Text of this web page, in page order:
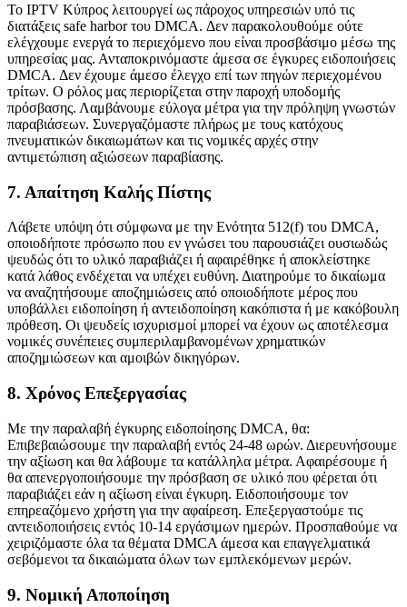
Το IPTV Κύπρος λειτουργεί ως πάροχος υπηρεσιών υπό τις
διατάξεις safe harbor του DMCA. Δεν παρακολουθούμε ούτε
ελέγχουμε ενεργά το περιεχόμενο που είναι προσβάσιμο μέσω της
υπηρεσίας μας. Ανταποκρινόμαστε άμεσα σε έγκυρες ειδοποιήσεις
DMCA. Δεν έχουμε άμεσο έλεγχο επί των πηγών περιεχομένου
τρίτων. Ο ρόλος μας περιορίζεται στην παροχή υποδομής
πρόσβασης. Λαμβάνουμε εύλογα μέτρα για την πρόληψη γνωστών
παραβιάσεων. Συνεργαζόμαστε πλήρως με τους κατόχους
πνευματικών δικαιωμάτων και τις νομικές αρχές στην
αντιμετώπιση αξιώσεων παραβίασης.
7. Απαίτηση Καλής Πίστης
Λάβετε υπόψη ότι σύμφωνα με την Ενότητα 512(f) του DMCA,
οποιοδήποτε πρόσωπο που εν γνώσει του παρουσιάζει ουσιωδώς
ψευδώς ότι το υλικό παραβιάζει ή αφαιρέθηκε ή αποκλείστηκε
κατά λάθος ενδέχεται να υπέχει ευθύνη. Διατηρούμε το δικαίωμα
να αναζητήσουμε αποζημιώσεις από οποιοδήποτε μέρος που
υποβάλλει ειδοποίηση ή αντειδοποίηση κακόπιστα ή με κακόβουλη
πρόθεση. Οι ψευδείς ισχυρισμοί μπορεί να έχουν ως αποτέλεσμα
νομικές συνέπειες συμπεριλαμβανομένων χρηματικών
αποζημιώσεων και αμοιβών δικηγόρων.
8. Χρόνος Επεξεργασίας
Με την παραλαβή έγκυρης ειδοποίησης DMCA, θα:
Επιβεβαιώσουμε την παραλαβή εντός 24-48 ωρών. Διερευνήσουμε
την αξίωση και θα λάβουμε τα κατάλληλα μέτρα. Αφαιρέσουμε ή
θα απενεργοποιήσουμε την πρόσβαση σε υλικό που φέρεται ότι
παραβιάζει εάν η αξίωση είναι έγκυρη. Ειδοποιήσουμε τον
επηρεαζόμενο χρήστη για την αφαίρεση. Επεξεργαστούμε τις
αντειδοποιήσεις εντός 10-14 εργάσιμων ημερών. Προσπαθούμε να
χειριζόμαστε όλα τα θέματα DMCA άμεσα και επαγγελματικά
σεβόμενοι τα δικαιώματα όλων των εμπλεκόμενων μερών.
9. Νομική Αποποίηση